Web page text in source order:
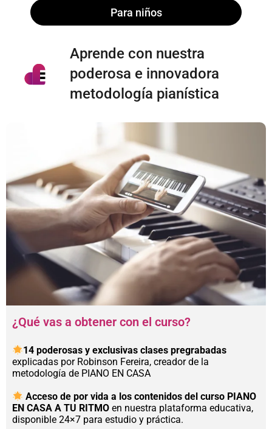
Para niños
Aprende con nuestra
poderosa e innovadora
metodología pianística
¿Qué vas a obtener con el curso?
14 poderosas y exclusivas clases pregrabadas
explicadas por Robinson Fereira, creador de la
metodología de PIANO EN CASA
Acceso de por vida a los contenidos del curso PIANO
EN CASA A TU RITMO en nuestra plataforma educativa,
disponible 24×7 para estudio y práctica.